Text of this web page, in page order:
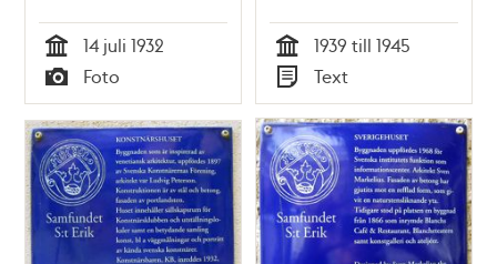
Tid
14 juli 1932
Typ
Foto Tid
1939 till 1945
Typ
Text